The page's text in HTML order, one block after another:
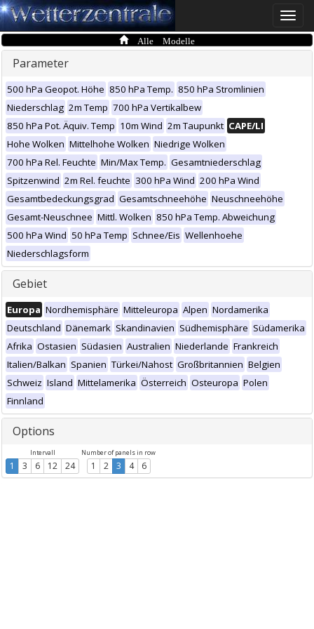
Toggle
Alle Modelle
Parameter
500 hPa Geopot. Höhe 850 hPa Temp. 850 hPa Stromlinien
Niederschlag 2m Temp 700 hPa Vertikalbew
850 hPa Pot. Äquiv. Temp 10m Wind 2m Taupunkt CAPE/LI
Hohe Wolken Mittelhohe Wolken Niedrige Wolken
700 hPa Rel. Feuchte Min/Max Temp. Gesamtniederschlag
Spitzenwind 2m Rel. feuchte 300 hPa Wind 200 hPa Wind
Gesamtbedeckungsgrad Gesamtschneehöhe Neuschneehöhe
Gesamt-Neuschnee Mittl. Wolken 850 hPa Temp. Abweichung
500 hPa Wind 50 hPa Temp Schnee/Eis Wellenhoehe
Niederschlagsform
Gebiet
Europa Nordhemisphäre Mitteleuropa Alpen Nordamerika
Deutschland Dänemark Skandinavien Südhemisphäre Südamerika
Afrika Ostasien Südasien Australien Niederlande Frankreich
Italien/Balkan Spanien Türkei/Nahost Großbritannien Belgien
Schweiz Island Mittelamerika Österreich Osteuropa Polen
Finnland
Options
Intervall
1 3 6 12 24
Number of panels in row
1 2 3 4 6